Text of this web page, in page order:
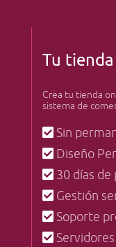
Tu
Crea tu tienda
sistema de
Sin
Diseño
30 días de
Gestión
Soporte